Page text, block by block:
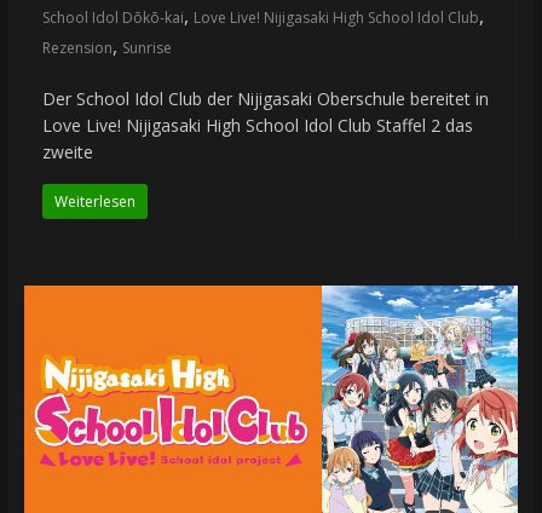
School Idol Dōkō-kai, Love Live! Nijigasaki High School Idol Club,
Rezension, Sunrise
Der School Idol Club der Nijigasaki Oberschule bereitet in
Love Live! Nijigasaki High School Idol Club Staffel 2 das
zweite
Weiterlesen